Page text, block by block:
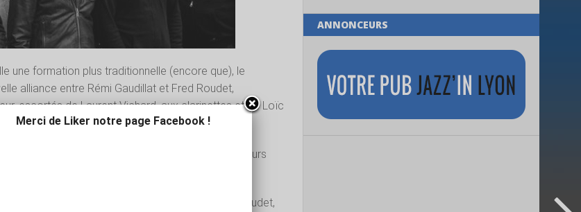
une formation plus traditionnelle (encore que), le
alliance entre Rémi Gaudillat et Fred Roudet,
escortés de Laurent Vichard, aux clarinettes et de Loïc
à vents donc, sans rythmique.
à ne jouer que sur les sons, leur alliance et leurs
toujours et encore et son complice, Fred Roudet,
ANNONCEURS
Merci de Liker notre page Facebook !